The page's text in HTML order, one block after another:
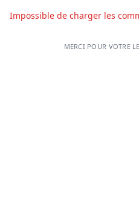
Impossible de charger les
MERCI POUR VOTRE